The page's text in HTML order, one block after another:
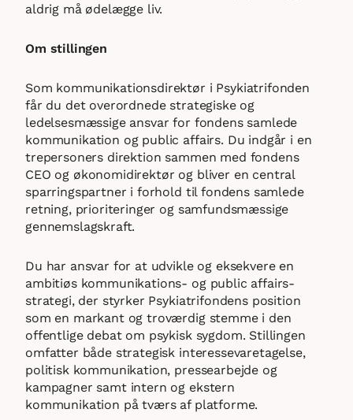
aldrig må ødelægge liv.
Om stillingen
Som kommunikationsdirektør i Psykiatrifonden
får du det overordnede strategiske og
ledelsesmæssige ansvar for fondens samlede
kommunikation og public affairs. Du indgår i en
trepersoners direktion sammen med fondens
CEO og økonomidirektør og bliver en central
sparringspartner i forhold til fondens samlede
retning, prioriteringer og samfundsmæssige
gennemslagskraft.
Du har ansvar for at udvikle og eksekvere en
ambitiøs kommunikations- og public affairs-
strategi, der styrker Psykiatrifondens position
som en markant og troværdig stemme i den
offentlige debat om psykisk sygdom. Stillingen
omfatter både strategisk interessevaretagelse,
politisk kommunikation, pressearbejde og
kampagner samt intern og ekstern
kommunikation på tværs af platforme.